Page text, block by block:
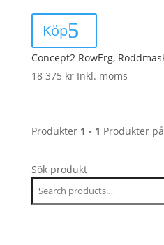
Köp
Concept2 RowErg,
18 375 kr Inkl. moms
Produkter 1 - 1 Produkter
Sök produkt